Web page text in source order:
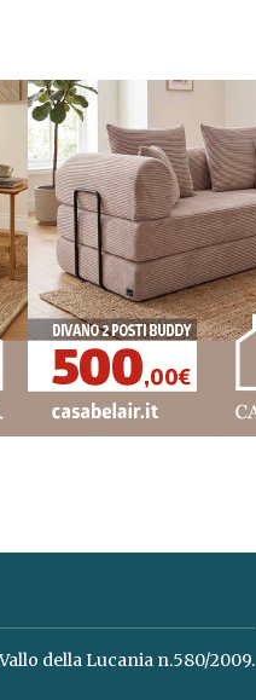
della Lucania n.580/2009.